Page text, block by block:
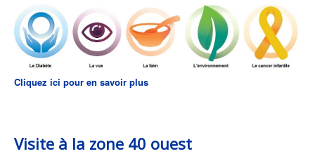
Cliquez ici pour en savoir plus
Visite à la zone 40 ouest